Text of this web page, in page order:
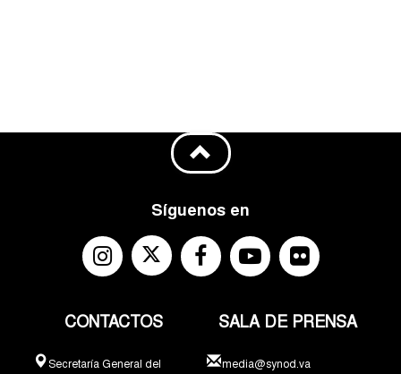
Síguenos en
CONTACTOS
Secretaría General del
SALA DE PRENSA
media@synod.va